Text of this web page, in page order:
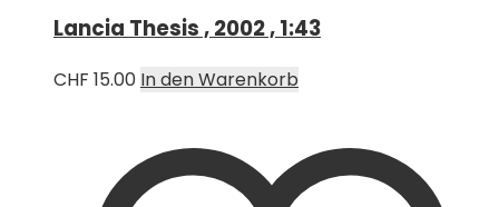
Lancia Thesis , 2002 , 1:43
CHF 15.00 In den Warenkorb